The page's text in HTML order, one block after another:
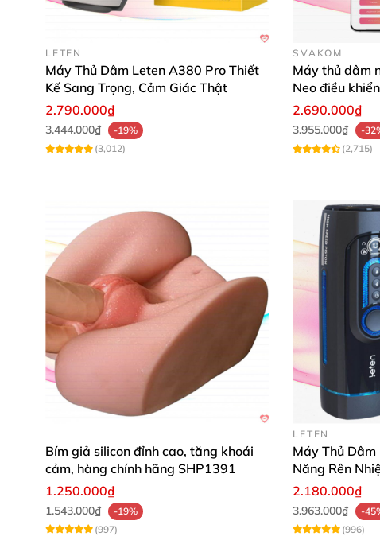
Hỗ trợ nam giới tăng kích thước
Dụng cụ hỗ trợ nam Utensils Jiuai có thiết kế
“hùng vĩ” hơn trong mắt bạn tình
. Chất liệu
Thiết kế này không chỉ nâng cao sự tự tin
mà
LETEN
Máy Thủ Dâm Leten A380 Pro Thiết
Kế Sang Trọng, Cảm Giác Thật
2.790.000₫
3.444.000₫
-19%
(3,012)
SVAKOM
Máy thủ dâm
Neo điều
2.690.000₫
3.955.000₫
-
(2,715)
Bím giả silicon đỉnh cao, tăng khoái
cảm, hàng chính hãng SHP1391
1.250.000₫
1.543.000₫
-19%
(997)
LETEN
Máy Thủ
Năng Rên
2.180.000₫
3.963.000₫
-
(996)